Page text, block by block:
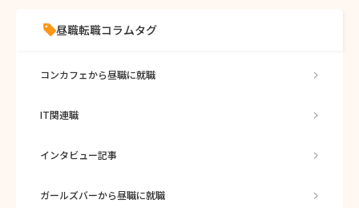
昼職転職コラムタグ
コンカフェから昼職に就職
IT関連職
インタビュー記事
ガールズバーから昼職に就職